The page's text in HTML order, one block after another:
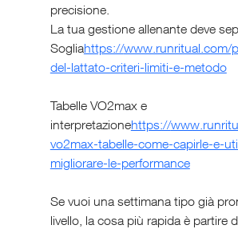
precisione.
La tua gestione allenante deve
Sogliahttps://www.runritual.com/
del-lattato-criteri-limiti-e-metodo
Tabelle VO2max e
interpretazionehttps://
vo2max-tabelle-come-capirle-e-
migliorare-le-performance
Se vuoi una settimana tipo già
livello, la cosa più rapida è partire